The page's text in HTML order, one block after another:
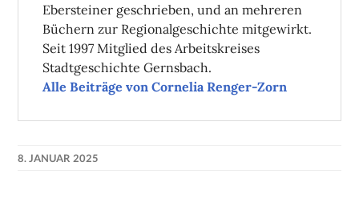
Ebersteiner geschrieben, und an mehreren
Büchern zur Regionalgeschichte mitgewirkt.
Seit 1997 Mitglied des Arbeitskreises
Stadtgeschichte Gernsbach.
Alle Beiträge von Cornelia Renger-Zorn
8. JANUAR 2025